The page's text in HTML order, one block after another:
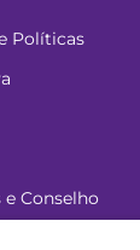
Políticas
Conselho